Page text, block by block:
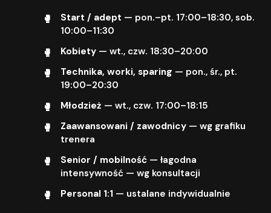
Start / adept — pon.–pt. 17:00–18:30, sob.
10:00–11:30
Kobiety— wt., czw. 18:30–20:00
Technika, worki, sparing — pon., śr., pt.
19:00–20:30
Młodzież — wt., czw. 17:00–18:15
Zaawansowani / zawodnicy— wg grafiku
trenera
Senior / mobilność— łagodna
intensywność — wg konsultacji
Personal 1:1 — ustalane indywidualnie